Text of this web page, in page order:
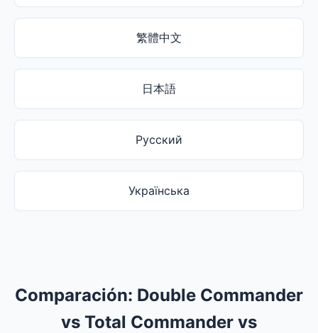
繁體中文
日本語
Русский
Українська
Comparación: Double Commander
vs Total Commander vs